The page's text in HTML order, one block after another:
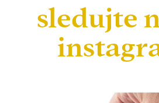
sledujte